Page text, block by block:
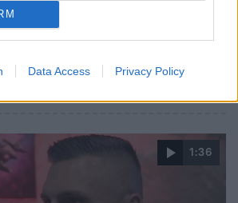
Data Access Privacy Policy
pár füle hallatára bevallotta, hogy
amit hallani akar. Párja
tartotta Feri húzását a
1:36